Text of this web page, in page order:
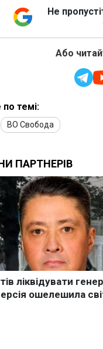
Не
Або
по темі:
ВО Свобода